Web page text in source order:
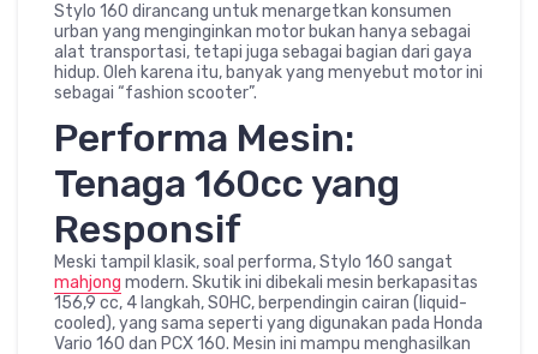
Stylo 160 dirancang untuk menargetkan konsumen
urban yang menginginkan motor bukan hanya sebagai
alat transportasi, tetapi juga sebagai bagian dari gaya
hidup. Oleh karena itu, banyak yang menyebut motor ini
sebagai “fashion scooter”.
Performa Mesin:
Tenaga 160cc yang
Responsif
Meski tampil klasik, soal performa, Stylo 160 sangat
mahjong modern. Skutik ini dibekali mesin berkapasitas
156,9 cc, 4 langkah, SOHC, berpendingin cairan (liquid-
cooled), yang sama seperti yang digunakan pada Honda
Vario 160 dan PCX 160. Mesin ini mampu menghasilkan